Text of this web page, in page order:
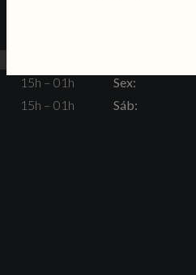
15h – 01h
15h – 01h
Sex:
Sáb: